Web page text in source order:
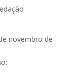
novembro de